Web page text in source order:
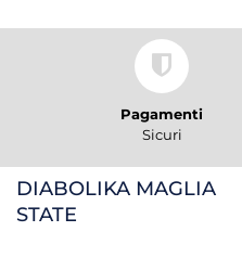
Pagamenti
Sicuri
DIABOLIKA MAGLIA
STATE